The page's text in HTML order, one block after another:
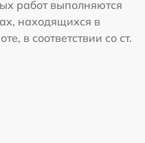
работ выполняются
находящихся в
в соответствии со ст.